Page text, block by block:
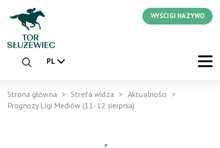
WYŚCIGI NA ŻYWO
PL
Strona główna Strefa widza
Aktualności
Prognozy Ligi Mediów (11-12 sierpnia)